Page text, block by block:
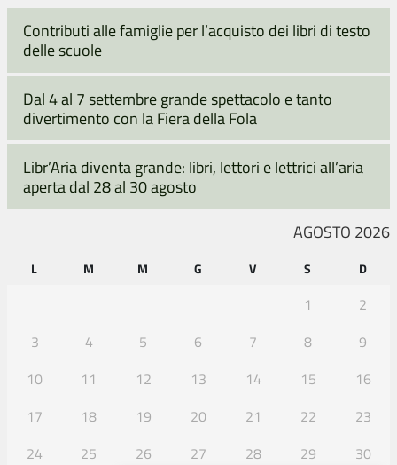
Contributi alle famiglie per l’acquisto dei libri di testo
delle scuole
Dal 4 al 7 settembre grande spettacolo e tanto
divertimento con la Fiera della Fola
Libr’Aria diventa grande: libri, lettori e lettrici all’aria
aperta dal 28 al 30 agosto
AGOSTO 2026
L M M G V S D
1
2
3
4 5 6 7 8
9
10
11 12 13 14 15
16
17
18 19 20 21 22
23
24
25 26 27 28 29
30